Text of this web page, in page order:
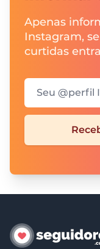
Apenas
Instagram,
curtidas
Seu @perfil